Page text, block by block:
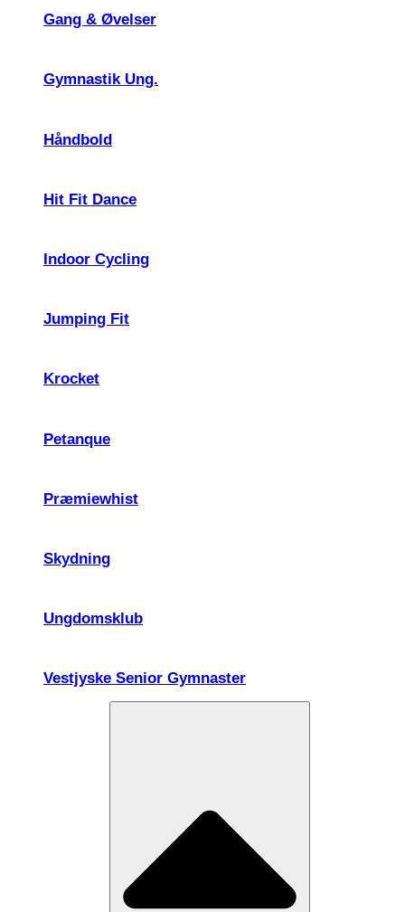
Gang & Øvelser
Gymnastik Ung.
Håndbold
Hit Fit Dance
Indoor Cycling
Jumping Fit
Krocket
Petanque
Præmiewhist
Skydning
Ungdomsklub
Vestjyske Senior Gymnaster